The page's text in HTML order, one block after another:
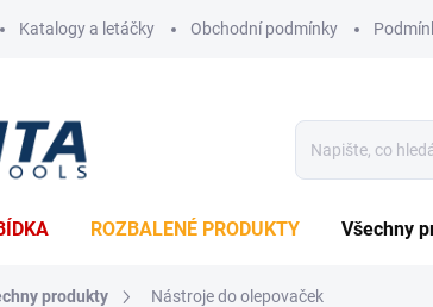
Katalogy a letáčky Obchodní podmínky
ROZBALENÉ PRODUKTY Všechny
produkty Nástroje do olepovaček